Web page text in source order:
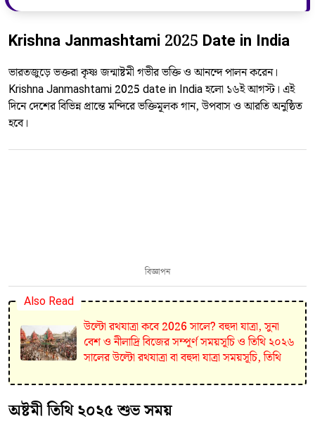
Krishna Janmashtami 2025 Date in India
ভারতজুড়ে ভক্তরা কৃষ্ণ জন্মাষ্টমী গভীর ভক্তি ও আনন্দে পালন করেন।
Krishna Janmashtami 2025 date in India হলো ১৬ই আগস্ট। এই
দিনে দেশের বিভিন্ন প্রান্তে মন্দিরে ভক্তিমূলক গান, উপবাস ও আরতি অনুষ্ঠিত
হবে।
বিজ্ঞাপন
Also Read
উল্টো রথযাত্রা কবে 2026 সালে? বহুদা যাত্রা, সুনা
বেশ ও নীলাদ্রি বিজের সম্পূর্ণ সময়সূচি ও তিথি ২০২৬
সালের উল্টো রথযাত্রা বা বহুদা যাত্রা সময়সূচি, তিথি
অষ্টমী তিথি ২০২৫ শুভ সময়